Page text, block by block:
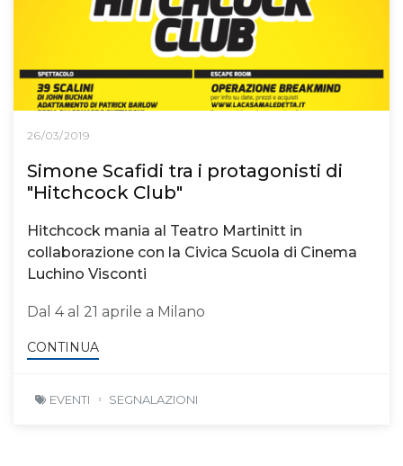
26/03/2019
Simone Scafidi tra i protagonisti di
"Hitchcock Club"
Hitchcock mania al Teatro Martinitt in
collaborazione con la Civica Scuola di Cinema
Luchino Visconti
Dal 4 al 21 aprile a Milano
CONTINUA
EVENTI SEGNALAZIONI